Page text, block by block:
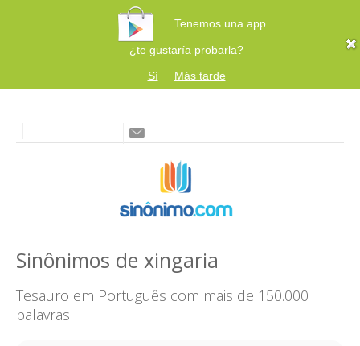
Tenemos una app
¿te gustaría probarla?
Sí
Más tarde
Sinônimos de xingaria
Tesauro em Português com mais de 150.000
palavras